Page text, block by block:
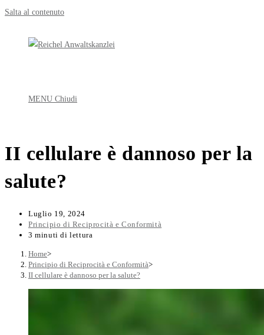
Salta al contenuto
MENU Chiudi
II cellulare è dannoso per la
salute?
Luglio 19, 2024
Principio di Reciprocità e Conformità
3 minuti di lettura
Home>
Principio di Reciprocità e Conformità>
II cellulare è dannoso per la salute?